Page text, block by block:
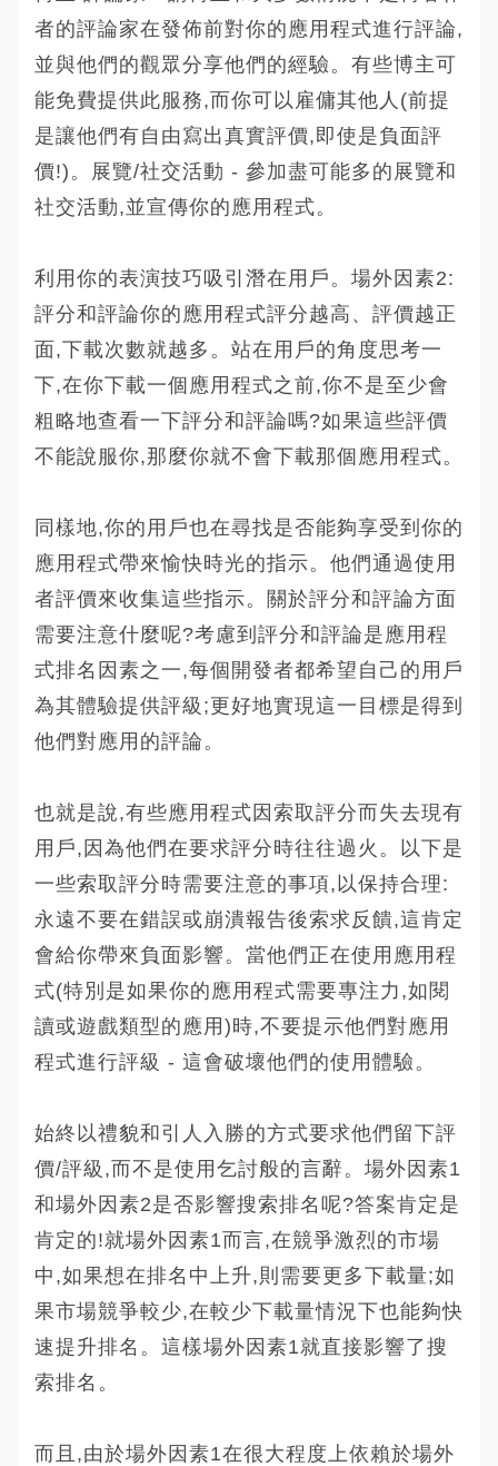
者的評論家在發佈前對你的應用程式進行評論,
並與他們的觀眾分享他們的經驗。有些博主可
能免費提供此服務,而你可以雇傭其他人(前提
是讓他們有自由寫出真實評價,即使是負面評
價!)。展覽/社交活動 - 參加盡可能多的展覽和
社交活動,並宣傳你的應用程式。
利用你的表演技巧吸引潛在用戶。場外因素2:
評分和評論你的應用程式評分越高、評價越正
面,下載次數就越多。站在用戶的角度思考一
下,在你下載一個應用程式之前,你不是至少會
粗略地查看一下評分和評論嗎?如果這些評價
不能說服你,那麼你就不會下載那個應用程式。
同樣地,你的用戶也在尋找是否能夠享受到你的
應用程式帶來愉快時光的指示。他們通過使用
者評價來收集這些指示。關於評分和評論方面
需要注意什麼呢?考慮到評分和評論是應用程
式排名因素之一,每個開發者都希望自己的用戶
為其體驗提供評級;更好地實現這一目標是得到
他們對應用的評論。
也就是說,有些應用程式因索取評分而失去現有
用戶,因為他們在要求評分時往往過火。以下是
一些索取評分時需要注意的事項,以保持合理:
永遠不要在錯誤或崩潰報告後索求反饋,這肯定
會給你帶來負面影響。當他們正在使用應用程
式(特別是如果你的應用程式需要專注力,如閱
讀或遊戲類型的應用)時,不要提示他們對應用
程式進行評級 - 這會破壞他們的使用體驗。
始終以禮貌和引人入勝的方式要求他們留下評
價/評級,而不是使用乞討般的言辭。場外因素1
和場外因素2是否影響搜索排名呢?答案肯定是
肯定的!就場外因素1而言,在競爭激烈的市場
中,如果想在排名中上升,則需要更多下載量;如
果市場競爭較少,在較少下載量情況下也能夠快
速提升排名。這樣場外因素1就直接影響了搜
索排名。
而且,由於場外因素1在很大程度上依賴於場外